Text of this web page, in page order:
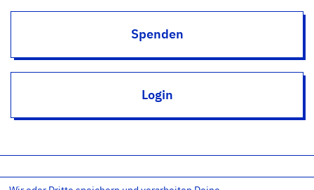
Spenden
Login